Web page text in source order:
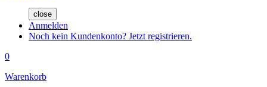
close
Anmelden
Noch kein Kundenkonto? Jetzt registrieren.
0
Warenkorb